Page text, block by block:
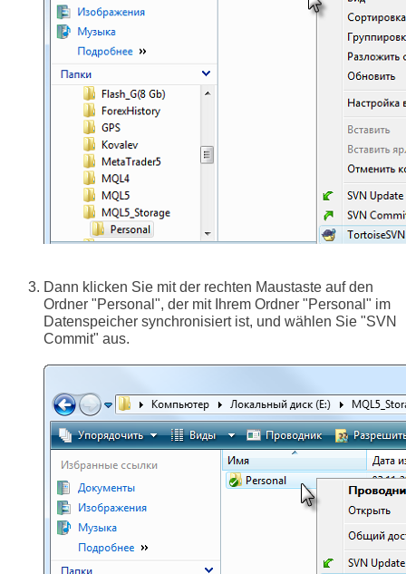
Dann klicken Sie mit der rechten Maustaste auf den
Ordner "Personal", der mit Ihrem Ordner "Personal" im
Datenspeicher synchronisiert ist, und wählen Sie "SVN
Commit" aus.